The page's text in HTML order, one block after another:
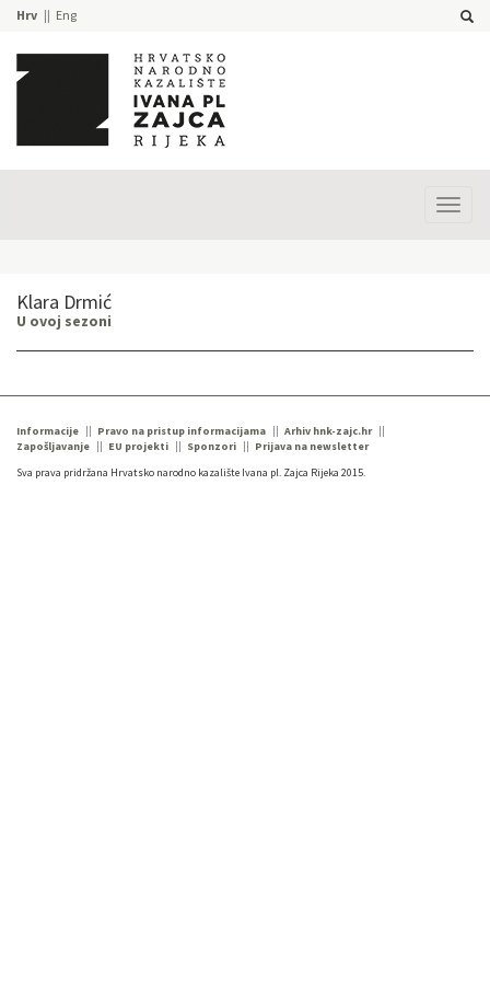
Hrv Eng
Klara Drmić
U ovoj sezoni
Informacije Pravo na pristup informacijama
Arhiv hnk-zajc.hr
Zapošljavanje
EU projekti Sponzori
Prijava na newsletter
Sva prava pridržana Hrvatsko narodno kazalište Ivana pl. Zajca Rijeka 2015.